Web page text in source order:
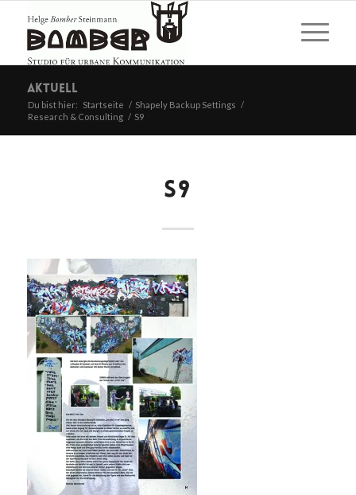
Aktuell
Du bist hier: Startseite / Shapely Backup Settings /
Research & Consulting / S9
S9